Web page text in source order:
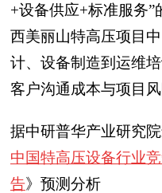
+设备供应+标准服务
西美丽山特高压项目
计、设备制造到运维
客户沟通成本与项目风
据中研普华产业研究
中国特高压设备行业
告》预测分析